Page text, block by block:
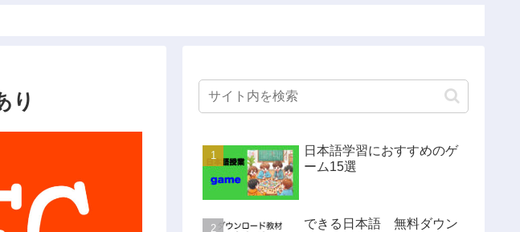
り
日本語学習におすすめのゲ
ーム15選
できる日本語 無料ダウン